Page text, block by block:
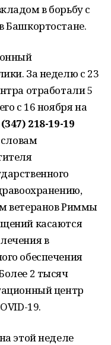
в борьбу с
Башкортостане.
За неделю с 23
отработали 5
с 16 ноября на
(347) 218-19-19
ветеранов Риммы
касаются
в
обеспечения
2 тысяч
центр
19.
этой неделе